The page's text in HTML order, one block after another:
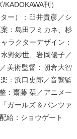
刊）
ー）：臼井貴彦／シ
：島田フミカネ、杉
ラクターデザイン：
野紗世、岩岡優子／
美術監督：朝倉大智
：浜口史郎／音響監
：齋藤 栞／アニメー
ガールズ＆パンツァ
給：ショウゲート